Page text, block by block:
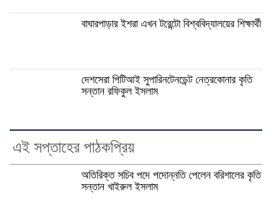
বাঘারপাড়ার ইশরা এখন টরেন্টো বিশ্ববিদ্যালয়ের শিক্ষার্থী
দেশসেরা পিটিআই সুপারিনটেনডেন্ট নেত্রকোনার কৃতি
সন্তান রফিকুল ইসলাম
এই সপ্তাহের পাঠকপ্রিয়
অতিরিক্ত সচিব পদে পদোন্নতি পেলেন বরিশালের কৃতি
সন্তান খাইরুল ইসলাম